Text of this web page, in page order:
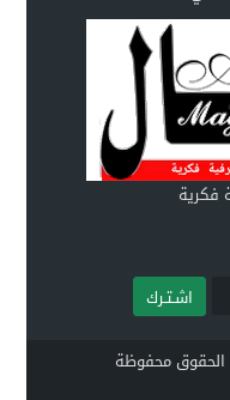
فكرية
اشـتـرك